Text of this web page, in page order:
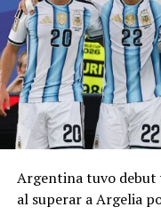
Argentina tuvo debut
al superar a Argelia